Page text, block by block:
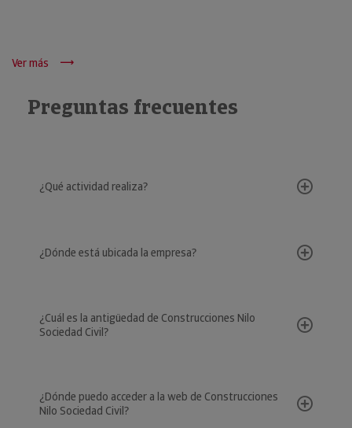
Ver más
Preguntas frecuentes
¿Qué actividad realiza?
¿Dónde está ubicada la empresa?
¿Cuál es la antigüedad de Construcciones Nilo
Sociedad Civil?
¿Dónde puedo acceder a la web de Construcciones
Nilo Sociedad Civil?